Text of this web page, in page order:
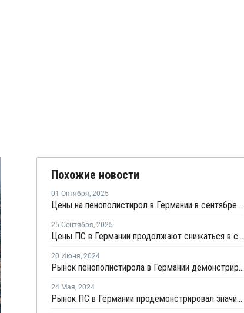
Похожие новости
01 Октября, 2025
Цены на пенополистирол в Германии в сентябре выросли на 1,1%
25 Сентября, 2025
Цены ПС в Германии продолжают снижаться в сентябре
20 Июня, 2024
Рынок пенополистирола в Германии демонстрирует равновесие на фоне динамики спроса и предложения
24 Мая, 2024
Рынок ПС в Германии продемонстрировал значительную волатильность в мае